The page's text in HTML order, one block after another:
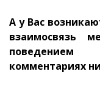
А у Вас
взаимосвязь
комментариях